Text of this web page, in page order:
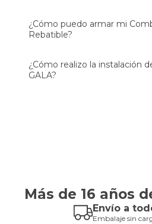
¿Cómo puedo armar mi
Rebatible?
¿Cómo realizo la instalación
GALA?
Más de 16 años
Envío a
Embalaje sin